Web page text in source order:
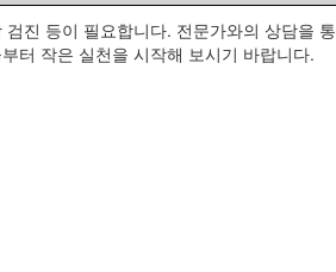
진 등이 필요합니다. 전문가와의 상담을 통
터 작은 실천을 시작해 보시기 바랍니다.